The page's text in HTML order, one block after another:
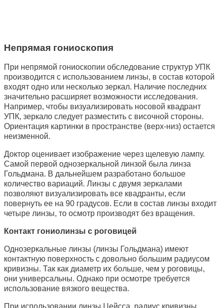
Непрямая гониоскопия
При непрямой гониоскопии обследование структур УПК
производится с использованием линзы, в состав которой
входят одно или несколько зеркал. Наличие последних
значительно расширяет возможности исследования.
Например, чтобы визуализировать носовой квадрант
УПК, зеркало следует разместить с височной стороны.
Ориентация картинки в пространстве (верх-низ) остается
неизменной.
Доктор оценивает изображение через щелевую лампу.
Самой первой однозеркальной линзой была линза
Гольдмана. В дальнейшем разработано большое
количество вариаций. Линзы с двумя зеркалами
позволяют визуализировать все квадранты, если
повернуть ее на 90 градусов. Если в состав линзы входит
четыре линзы, то осмотр производят без вращения.
Контакт гониолинзы с роговицей
Однозеркальные линзы (линзы Гольдмана) имеют
контактную поверхность с довольно большим радиусом
кривизны. Так как диаметр их больше, чем у роговицы,
они универсальны. Однако при осмотре требуется
использование вязкого вещества.
При использовании линзы Цейсса, радиус кривизны